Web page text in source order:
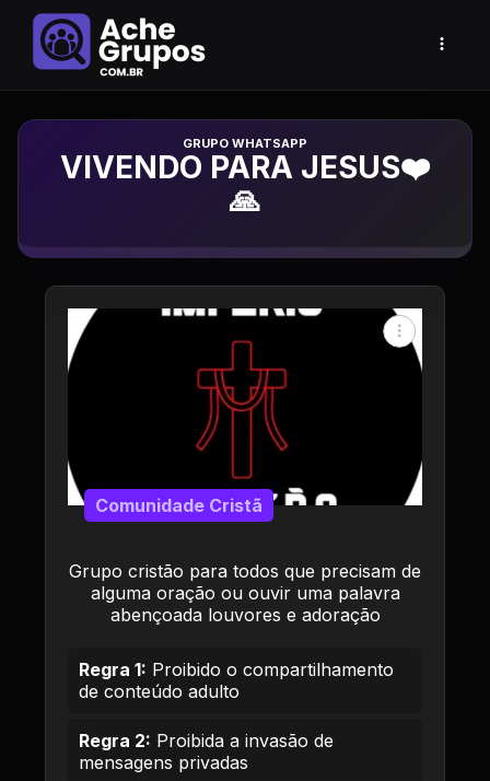
Grupo de Whatsapp
VIVENDO PARA JESUS❤️
🙏
Grupo cristão para todos que precisam de
alguma oração ou ouvir uma palavra
abençoada louvores e adoração
Comunidade Cristã
Regra 1: Proibido o compartilhamento
de conteúdo adulto
Regra 2: Proibida a invasão de
mensagens privadas